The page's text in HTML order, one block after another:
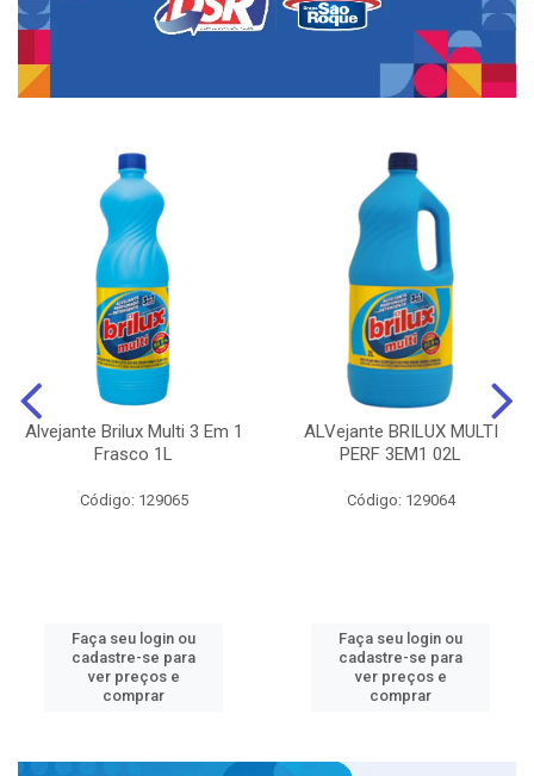
Alvejante Brilux Multi 3 Em 1
Frasco 1L
Código: 129065
Faça seu login ou
cadastre-se para
ver preços e
comprar
ALVejante BRILUX MULTI
PERF 3EM1 02L
Código: 129064
Faça seu login ou
cadastre-se para
ver preços e
comprar